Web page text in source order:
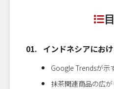
インドネシアにお
Google Trendsが示
抹茶関連商品の広が